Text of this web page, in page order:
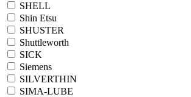
SHELL
Shin Etsu
SHUSTER
Shuttleworth
SICK
Siemens
SILVERTHIN
SIMA-LUBE